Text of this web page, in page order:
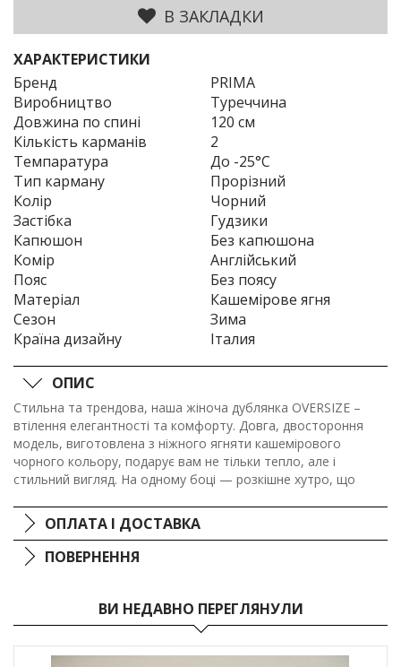
В ЗАКЛАДКИ
ХАРАКТЕРИСТИКИ
Бренд
PRIMA
Виробництво
Туреччина
Довжина по спині
120 см
Кількість карманів
2
Темпаратура
До -25°C
Тип карману
Прорізний
Колір
Чорний
Застібка
Гудзики
Капюшон
Без капюшона
Комір
Англійський
Пояс
Без поясу
Матеріал
Кашемірове ягня
Сезон
Зима
Країна дизайну
Італия
ОПИС
Стильна та трендова, наша жіноча дублянка OVERSIZE –
втілення елегантності та комфорту. Довга, двостороння
модель, виготовлена з ніжного ягняти кашемірового
чорного кольору, подарує вам не тільки тепло, але і
стильний вигляд. На одному боці — розкішне хутро, що
шкіра, що надає додаткового шарму. Ця OVERSIZE дублянка
- ваш вибір для видатних образів і проходження останніх
трендів.
ОПЛАТА І ДОСТАВКА
ПОВЕРНЕННЯ
ВИ НЕДАВНО ПЕРЕГЛЯНУЛИ